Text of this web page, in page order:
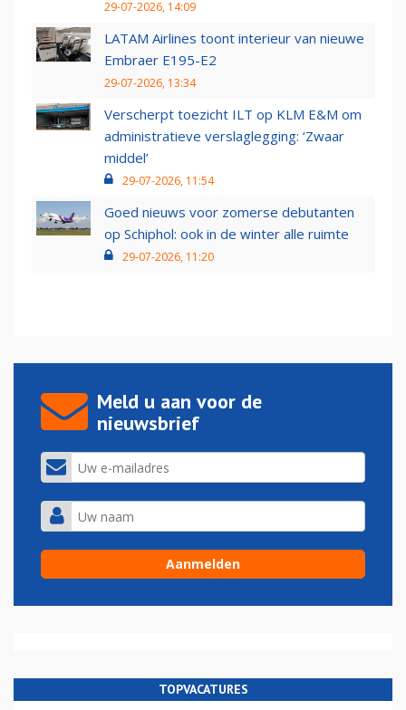
29-07-2026, 14:09
LATAM Airlines toont interieur van nieuwe
Embraer E195-E2
29-07-2026, 13:34
Verscherpt toezicht ILT op KLM E&M om
administratieve verslaglegging: ‘Zwaar
middel’
29-07-2026, 11:54
Goed nieuws voor zomerse debutanten
op Schiphol: ook in de winter alle ruimte
29-07-2026, 11:20
Meld u aan voor de
nieuwsbrief
TOPVACATURES